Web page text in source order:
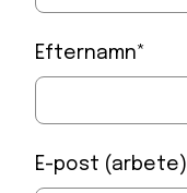
Efternamn*
E-post (arbete)